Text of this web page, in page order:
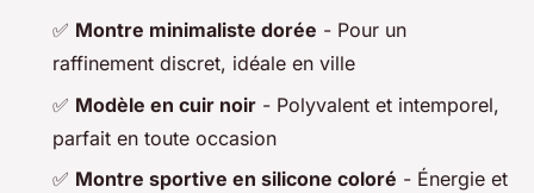
✅ Montre minimaliste dorée - Pour un
raffinement discret, idéale en ville
✅ Modèle en cuir noir - Polyvalent et intemporel,
parfait en toute occasion
✅ Montre sportive en silicone coloré - Énergie et